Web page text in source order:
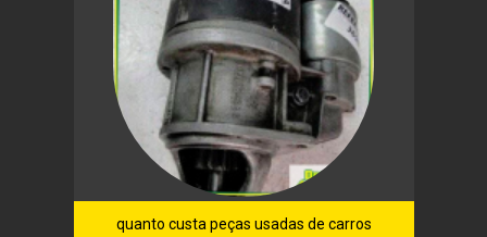
quanto custa peças usadas de carros